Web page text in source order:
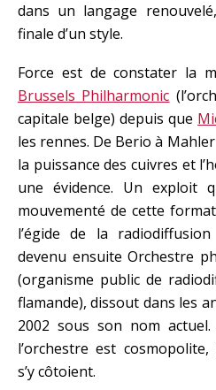
dans un langage
finale d’un style.
Force est de constater la
Brussels Philharmonic
capitale belge) depuis que
les rennes. De Berio à
la puissance des cuivres et
une évidence. Un exploit
mouvementé de cette
l’égide de la
devenu ensuite Orchestre
(organisme public de
flamande), dissout dans les
2002 sous son nom actuel.
l’orchestre est
s’y côtoient.